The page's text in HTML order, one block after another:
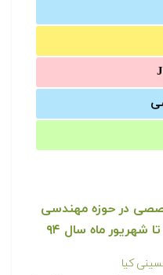
تخصصی در حوزه مهندسی
ماه سال ۹۴
کیا